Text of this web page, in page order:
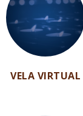
VELA VIRTUAL